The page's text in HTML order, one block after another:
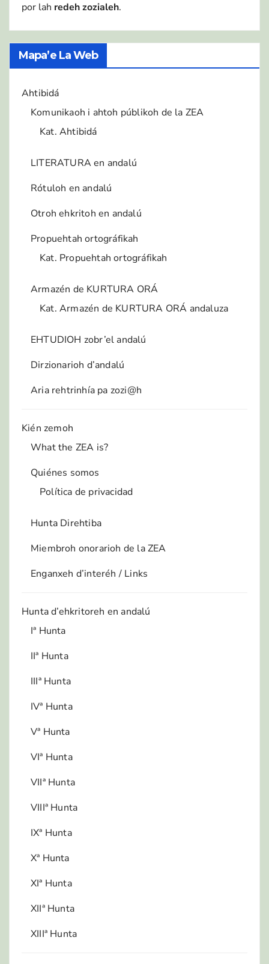
por lah redeh zozialeh.
Mapa’e La Web
Ahtibidá
Komunikaoh i ahtoh públikoh de la ZEA
Kat. Ahtibidá
LITERATURA en andalú
Rótuloh en andalú
Otroh ehkritoh en andalú
Propuehtah ortográfikah
Kat. Propuehtah ortográfikah
Armazén de KURTURA ORÁ
Kat. Armazén de KURTURA ORÁ andaluza
EHTUDIOH zobr’el andalú
Dirzionarioh d’andalú
Aria rehtrinhía pa zozi@h
Kién zemoh
What the ZEA is?
Quiénes somos
Política de privacidad
Hunta Direhtiba
Miembroh onorarioh de la ZEA
Enganxeh d’interéh / Links
Hunta d’ehkritoreh en andalú
Iª Hunta
IIª Hunta
IIIª Hunta
IVª Hunta
Vª Hunta
VIª Hunta
VIIª Hunta
VIIIª Hunta
IXª Hunta
Xª Hunta
XIª Hunta
XIIª Hunta
XIIIª Hunta